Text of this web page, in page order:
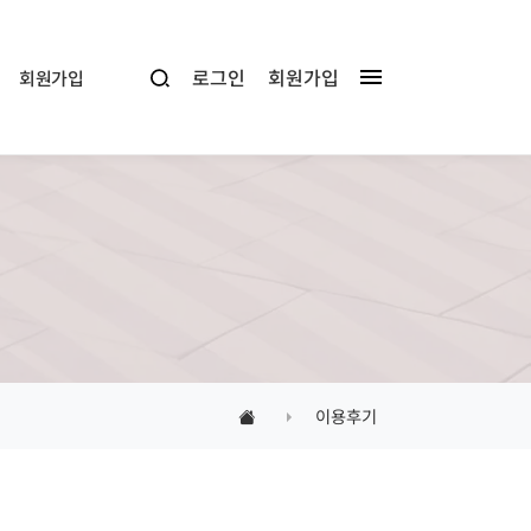
회원가입 로그인 회원가입
이용후기